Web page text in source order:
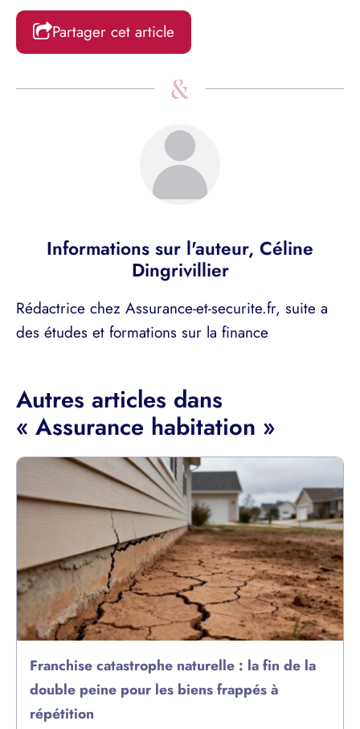
Partager cet article
Informations sur l'auteur, Céline
Dingrivillier
Rédactrice chez Assurance-et-securite.fr, suite a
des études et formations sur la finance
Autres articles dans
« Assurance habitation »
Franchise catastrophe naturelle : la fin de la
double peine pour les biens frappés à
répétition